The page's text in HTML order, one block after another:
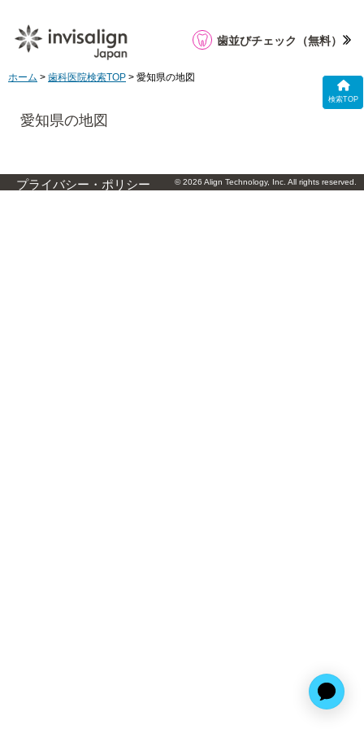
検索TOP
歯並びチェック （無料）
ホーム > 歯科医院検索TOP > 愛知県の地図
愛知県の地図
プライバシー・ポリシー © 2026 Align Technology, Inc. All rights reserved.